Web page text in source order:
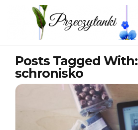
Posts Tagged With:
schronisko